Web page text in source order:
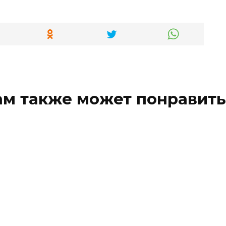
также может